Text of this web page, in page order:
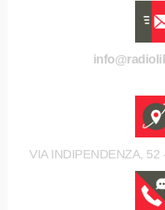
VIA INDIPENDENZA, 52